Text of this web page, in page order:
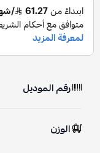
رقم الموديل
الوزن